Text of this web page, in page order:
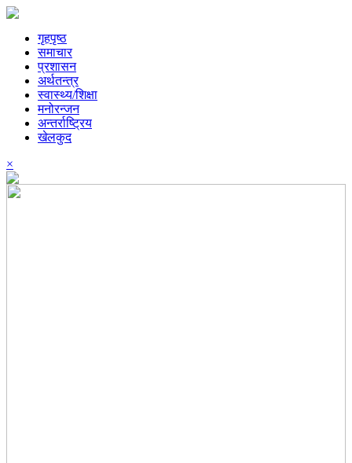
गृहपृष्ठ
समाचार
प्रशासन
अर्थतन्त्र
स्वास्थ्य/शिक्षा
मनोरन्जन
अन्तर्राष्ट्रिय
खेलकुद
×